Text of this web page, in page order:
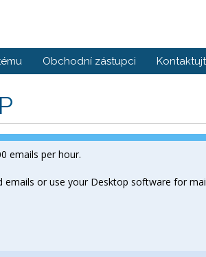
Obchodní zástupci
emails per hour.
emails or use your Desktop software for